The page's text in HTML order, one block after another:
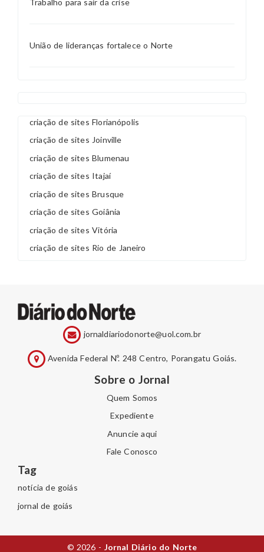
Trabalho para sair da crise
União de lideranças fortalece o Norte
criação de sites Florianópolis
criação de sites Joinville
criação de sites Blumenau
criação de sites Itajaí
criação de sites Brusque
criação de sites Goiânia
criação de sites Vitória
criação de sites Rio de Janeiro
jornaldiariodonorte@uol.com.br
Avenida Federal Nº. 248 Centro, Porangatu Goiás.
Sobre o Jornal
Quem Somos
Expediente
Anuncie aqui
Fale Conosco
Tag
notícia de goiás
jornal de goiás
© 2026 - Jornal Diário do Norte